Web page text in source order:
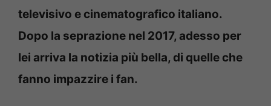
televisivo e cinematografico italiano.
Dopo la seprazione nel 2017, adesso per
lei arriva la notizia più bella, di quelle che
fanno impazzire i fan.